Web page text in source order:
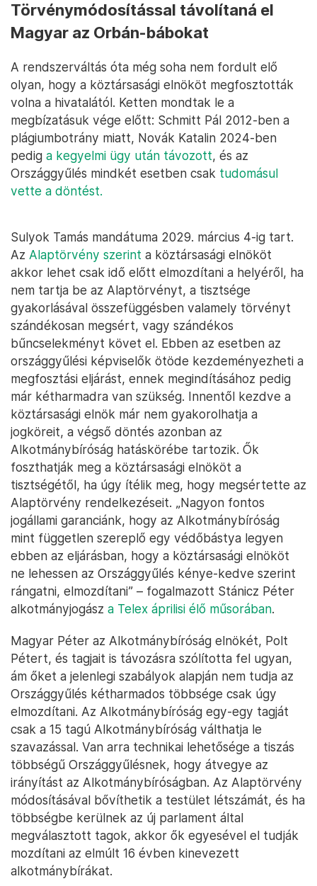
Törvénymódosítással távolítaná el
Magyar az Orbán-bábokat
A rendszerváltás óta még soha nem fordult elő
olyan, hogy a köztársasági elnököt megfosztották
volna a hivatalától. Ketten mondtak le a
megbízatásuk vége előtt: Schmitt Pál 2012-ben a
plágiumbotrány miatt, Novák Katalin 2024-ben
pedig a kegyelmi ügy után távozott, és az
Országgyűlés mindkét esetben csak tudomásul
vette a döntést.
Sulyok Tamás mandátuma 2029. március 4-ig tart.
Az Alaptörvény szerint a köztársasági elnököt
akkor lehet csak idő előtt elmozdítani a helyéről, ha
nem tartja be az Alaptörvényt, a tisztsége
gyakorlásával összefüggésben valamely törvényt
szándékosan megsért, vagy szándékos
bűncselekményt követ el. Ebben az esetben az
országgyűlési képviselők ötöde kezdeményezheti a
megfosztási eljárást, ennek megindításához pedig
már kétharmadra van szükség. Innentől kezdve a
köztársasági elnök már nem gyakorolhatja a
jogköreit, a végső döntés azonban az
Alkotmánybíróság hatáskörébe tartozik. Ők
foszthatják meg a köztársasági elnököt a
tisztségétől, ha úgy ítélik meg, hogy megsértette az
Alaptörvény rendelkezéseit. „Nagyon fontos
jogállami garanciánk, hogy az Alkotmánybíróság
mint független szereplő egy védőbástya legyen
ebben az eljárásban, hogy a köztársasági elnököt
ne lehessen az Országgyűlés kénye-kedve szerint
rángatni, elmozdítani” – fogalmazott Stánicz Péter
alkotmányjogász a Telex áprilisi élő műsorában.
Magyar Péter az Alkotmánybíróság elnökét, Polt
Pétert, és tagjait is távozásra szólította fel ugyan,
ám őket a jelenlegi szabályok alapján nem tudja az
Országgyűlés kétharmados többsége csak úgy
elmozdítani. Az Alkotmánybíróság egy-egy tagját
csak a 15 tagú Alkotmánybíróság válthatja le
szavazással. Van arra technikai lehetősége a tiszás
többségű Országgyűlésnek, hogy átvegye az
irányítást az Alkotmánybíróságban. Az Alaptörvény
módosításával bővíthetik a testület létszámát, és ha
többségbe kerülnek az új parlament által
megválasztott tagok, akkor ők egyesével el tudják
mozdítani az elmúlt 16 évben kinevezett
alkotmánybírákat.